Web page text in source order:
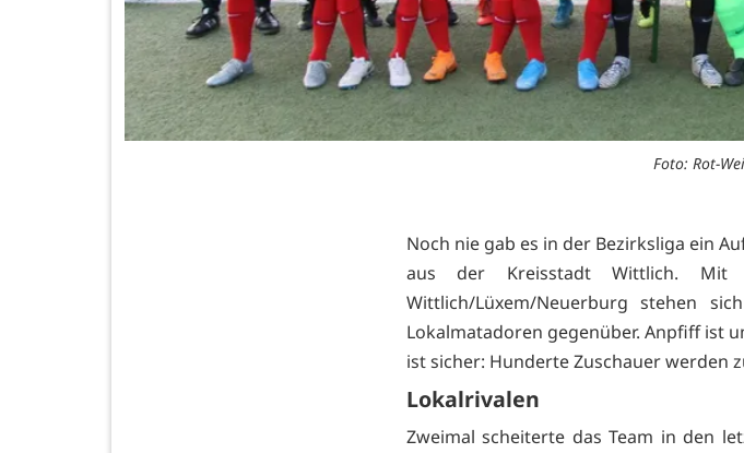
Foto: Rot-
Noch nie gab es in der Bezirksliga ein
aus der Kreisstadt Wittlich. Mit
Wittlich/Lüxem/Neuerburg stehen
Lokalmatadoren gegenüber. Anpfiff ist
ist sicher: Hunderte Zuschauer werden
Lokalrivalen
Zweimal scheiterte das Team in den